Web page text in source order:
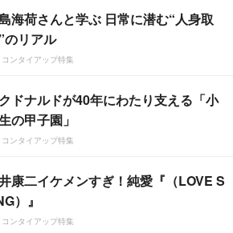
海荷さんと学ぶ 日常に潜む“人身取
のリアル
コンタイアップ特集
ドナルドが40年にわたり支える「小
の甲子園」
コンタイアップ特集
康二イケメンすぎ！純愛『（LOVE S
）』
コンタイアップ特集